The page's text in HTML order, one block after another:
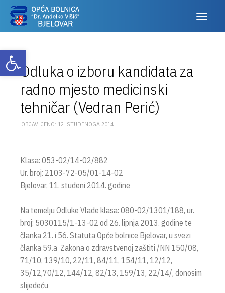
Otvori alatnu traku
Odluka o izboru kandidata za
radno mjesto medicinski
tehničar (Vedran Perić)
OBJAVLJENO: 12. STUDENOGA 2014 |
Klasa: 053-02/14-02/882
Ur. broj: 2103-72-05/01-14-02
Bjelovar, 11. studeni 2014. godine
Na temelju Odluke Vlade klasa: 080-02/1301/188, ur.
broj: 5030115/1-13-02 od 26. lipnja 2013. godine te
članka 21. i 56. Statuta Opće bolnice Bjelovar, u svezi
članka 59.a Zakona o zdravstvenoj zaštiti /NN 150/08,
71/10, 139/10, 22/11, 84/11, 154/11, 12/12,
35/12,70/12, 144/12, 82/13, 159/13, 22/14/, donosim
slijedeću